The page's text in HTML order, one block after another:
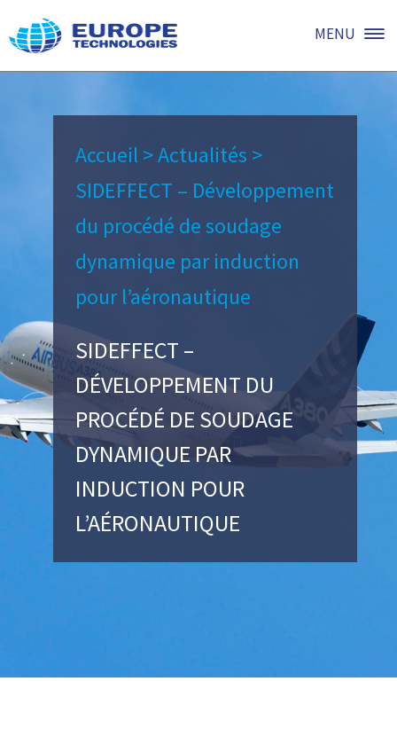
MENU
Accueil >Actualités >
SIDEFFECT – Développement
du procédé de soudage
dynamique par induction
pour l’aéronautique
SIDEFFECT –
DÉVELOPPEMENT DU
PROCÉDÉ DE SOUDAGE
DYNAMIQUE PAR
INDUCTION POUR
L’AÉRONAUTIQUE